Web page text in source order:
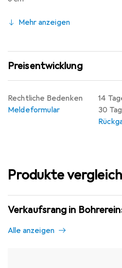
Mehr anzeigen
Preisentwicklung
14
30
Rechtliche Bedenken
Meldeformular
Produkte
Verkaufsrang in
Alle anzeigen